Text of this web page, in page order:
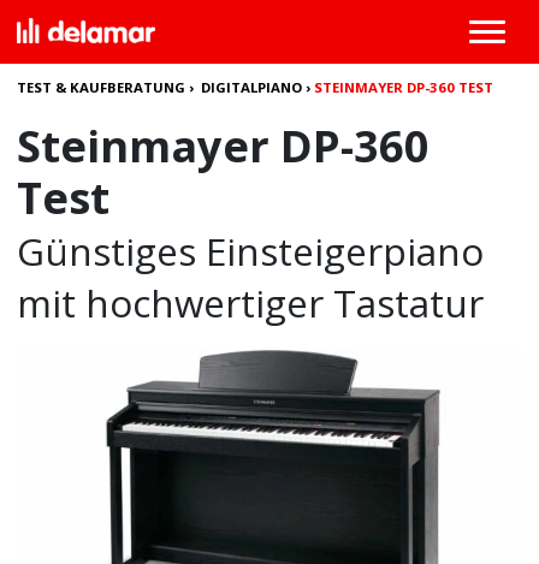
TEST & KAUFBERATUNG › DIGITALPIANO › STEINMAYER DP-360 TEST
Steinmayer DP-360
Test
Günstiges Einsteigerpiano
mit hochwertiger Tastatur